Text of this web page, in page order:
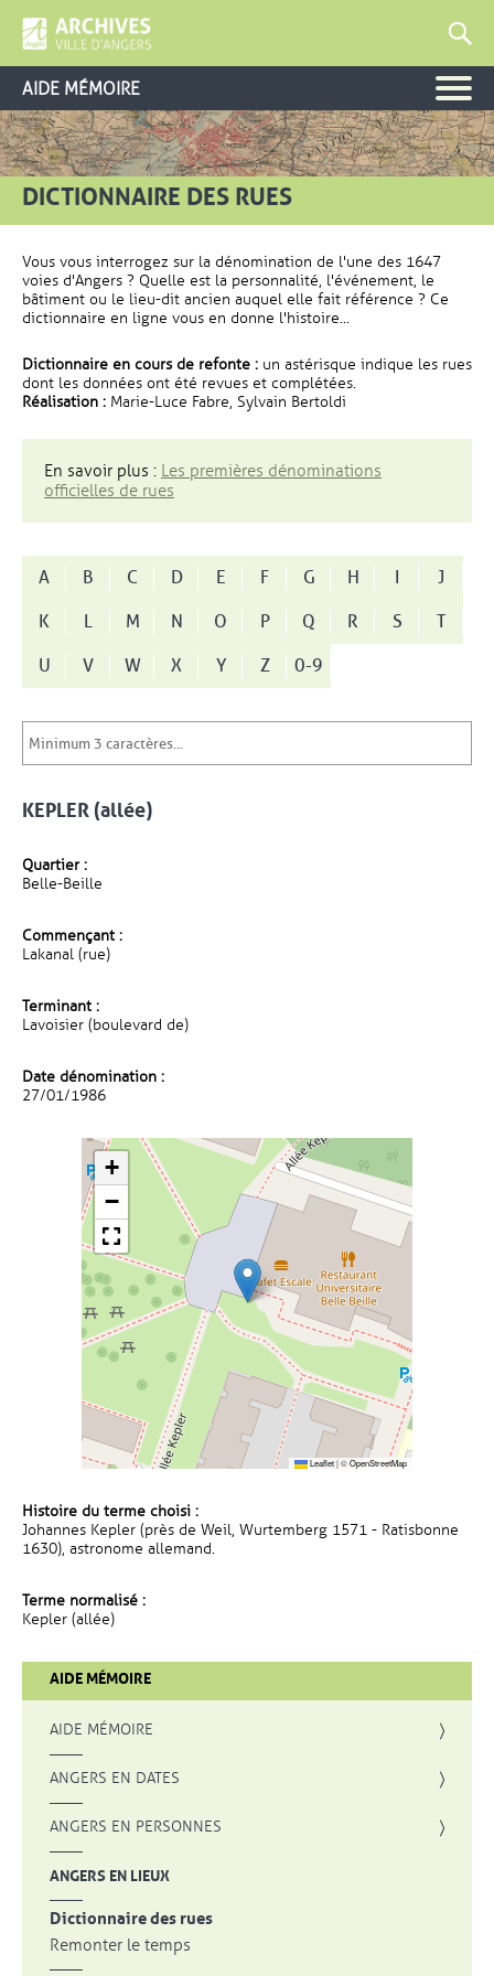
AIDE MÉMOIRE
DICTIONNAIRE DES RUES
Vous vous interrogez sur la dénomination de l'une des 1647
voies d'Angers ? Quelle est la personnalité, l'événement, le
bâtiment ou le lieu-dit ancien auquel elle fait référence ? Ce
dictionnaire en ligne vous en donne l'histoire...
Dictionnaire en cours de refonte : un astérisque indique les rues
dont les données ont été revues et complétées.
Réalisation : Marie-Luce Fabre, Sylvain Bertoldi
En savoir plus : Les premières dénominations
officielles de rues
A B C D E F G H I
J
K
L M N O P Q R S
T
U
V W X Y Z 0-9
KEPLER (allée)
Quartier :
Belle-Beille
Commençant :
Lakanal (rue)
Terminant :
Lavoisier (boulevard de)
Date dénomination :
27/01/1986
+
−
Leaflet|©OpenStreetMap
Histoire du terme choisi :
Johannes Kepler (près de Weil, Wurtemberg 1571 - Ratisbonne
1630), astronome allemand.
Terme normalisé :
Kepler (allée)
AIDE MÉMOIRE
AIDE MÉMOIRE
ANGERS EN DATES
ANGERS EN PERSONNES
ANGERS EN LIEUX
Dictionnaire des rues
Remonter le temps